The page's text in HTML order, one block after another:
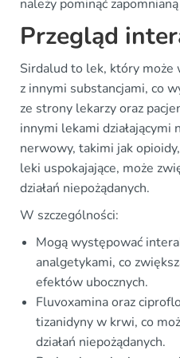
należy pominąć
Przegląd
Sirdalud to lek, który może
z innymi substancjami, co
ze strony lekarzy oraz
innymi lekami działającymi
nerwowy, takimi jak
leki uspokajające, może
działań niepożądanych.
W szczególności:
Mogą występować
analgetykami, co
efektów ubocznych.
Fluvoxamina oraz
tizanidyny w krwi, co
działań niepożądanych.